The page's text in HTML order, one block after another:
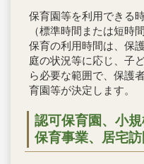
保育園等を利用できる
（標準時間または短時
保育の利用時間は、保
庭の状況等に応じ、子
ら必要な範囲で、保護
育園等が決定します。
認可保育園、小
保育事業、居宅